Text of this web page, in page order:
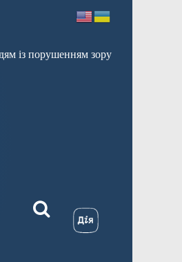
із порушенням зору